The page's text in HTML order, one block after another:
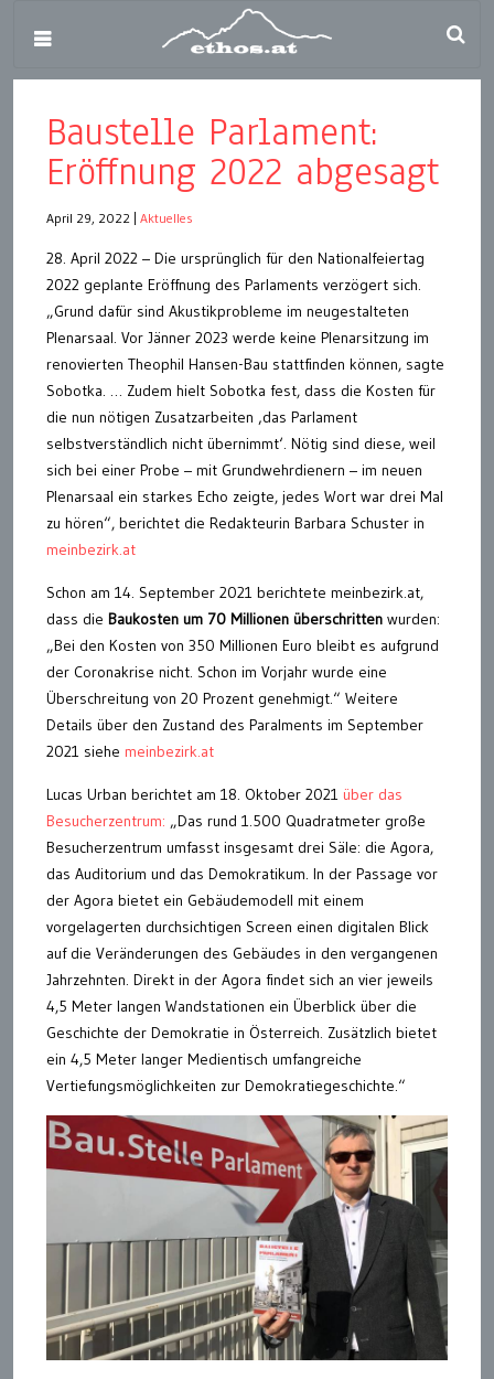
Baustelle Parlament:
Eröffnung 2022 abgesagt
April 29, 2022 Aktuelles
28. April 2022 – Die ursprünglich für den Nationalfeiertag
2022 geplante Eröffnung des Parlaments verzögert sich.
„Grund dafür sind Akustikprobleme im neugestalteten
Plenarsaal. Vor Jänner 2023 werde keine Plenarsitzung im
renovierten Theophil Hansen-Bau stattfinden können, sagte
Sobotka. … Zudem hielt Sobotka fest, dass die Kosten für
die nun nötigen Zusatzarbeiten ‚das Parlament
selbstverständlich nicht übernimmt‘. Nötig sind diese, weil
sich bei einer Probe – mit Grundwehrdienern – im neuen
Plenarsaal ein starkes Echo zeigte, jedes Wort war drei Mal
zu hören“, berichtet die Redakteurin Barbara Schuster in
meinbezirk.at
Schon am 14. September 2021 berichtete meinbezirk.at,
dass die Baukosten um 70 Millionen überschritten wurden:
„Bei den Kosten von 350 Millionen Euro bleibt es aufgrund
der Coronakrise nicht. Schon im Vorjahr wurde eine
Überschreitung von 20 Prozent genehmigt.“ Weitere
Details über den Zustand des Paralments im September
2021 siehe meinbezirk.at
Lucas Urban berichtet am 18. Oktober 2021 über das
Besucherzentrum: „Das rund 1.500 Quadratmeter große
Besucherzentrum umfasst insgesamt drei Säle: die Agora,
das Auditorium und das Demokratikum. In der Passage vor
der Agora bietet ein Gebäudemodell mit einem
vorgelagerten durchsichtigen Screen einen digitalen Blick
auf die Veränderungen des Gebäudes in den vergangenen
Jahrzehnten. Direkt in der Agora findet sich an vier jeweils
4,5 Meter langen Wandstationen ein Überblick über die
Geschichte der Demokratie in Österreich. Zusätzlich bietet
ein 4,5 Meter langer Medientisch umfangreiche
Vertiefungsmöglichkeiten zur Demokratiegeschichte.“